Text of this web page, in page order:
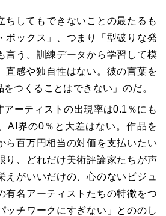
ちしてもできないことの最たるも
ボックス」、つまり「型破りな発
言う。訓練データから学習して模
直感や独自性はない。彼の言葉を
つくることはできない」のだ。
アーティストの出現率は0.1％にも
AI界の0％と大差はない。作品を
ら百万円相当の対価を支払いたい
り、どれだけ美術評論家たちが声
えがいいだけの、心のないビジュ
有名アーティストたちの特徴をつ
ッチワークにすぎない」とののし